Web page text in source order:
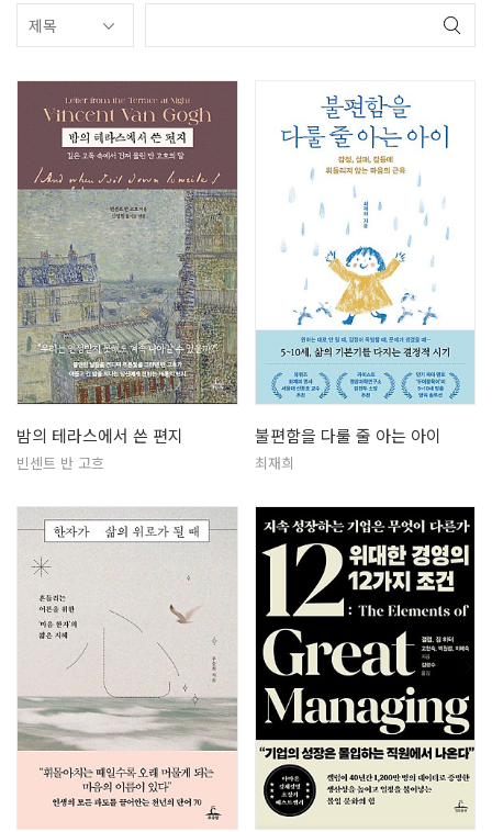
밤의 테라스에서 쓴 편지
빈센트 반 고흐
불편함을 다룰 줄 아는 아이
최재희